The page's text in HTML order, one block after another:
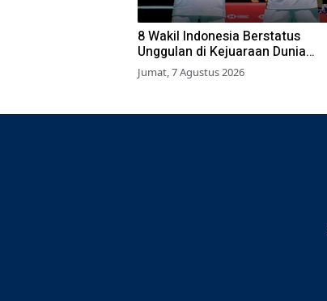
8 Wakil Indonesia Berstatus
Unggulan di Kejuaraan Dunia
BWF 2026, Kans Juara Terbuka
Lebar
Jumat, 7 Agustus 2026